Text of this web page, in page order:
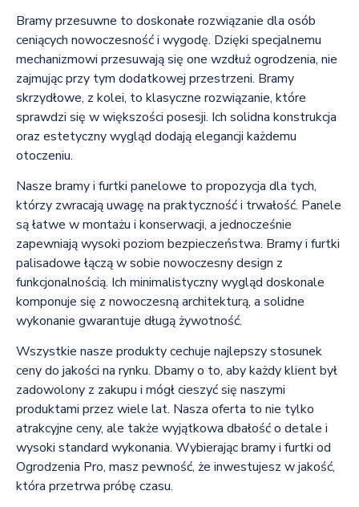
Bramy przesuwne to doskonałe rozwiązanie dla osób
ceniących nowoczesność i wygodę. Dzięki specjalnemu
mechanizmowi przesuwają się one wzdłuż ogrodzenia, nie
zajmując przy tym dodatkowej przestrzeni. Bramy
skrzydłowe, z kolei, to klasyczne rozwiązanie, które
sprawdzi się w większości posesji. Ich solidna konstrukcja
oraz estetyczny wygląd dodają elegancji każdemu
otoczeniu.
Nasze bramy i furtki panelowe to propozycja dla tych,
którzy zwracają uwagę na praktyczność i trwałość. Panele
są łatwe w montażu i konserwacji, a jednocześnie
zapewniają wysoki poziom bezpieczeństwa. Bramy i furtki
palisadowe łączą w sobie nowoczesny design z
funkcjonalnością. Ich minimalistyczny wygląd doskonale
komponuje się z nowoczesną architekturą, a solidne
wykonanie gwarantuje długą żywotność.
Wszystkie nasze produkty cechuje najlepszy stosunek
ceny do jakości na rynku. Dbamy o to, aby każdy klient był
zadowolony z zakupu i mógł cieszyć się naszymi
produktami przez wiele lat. Nasza oferta to nie tylko
atrakcyjne ceny, ale także wyjątkowa dbałość o detale i
wysoki standard wykonania. Wybierając bramy i furtki od
Ogrodzenia Pro, masz pewność, że inwestujesz w jakość,
która przetrwa próbę czasu.